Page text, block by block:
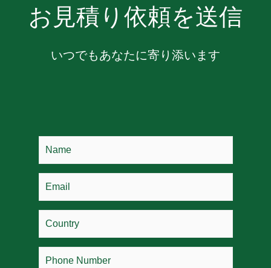
お見積り依頼を送信
いつでもあなたに寄り添います